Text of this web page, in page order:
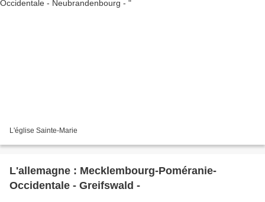
L'église Sainte-Marie
L'allemagne : Mecklembourg-Poméranie-
Occidentale - Greifswald -